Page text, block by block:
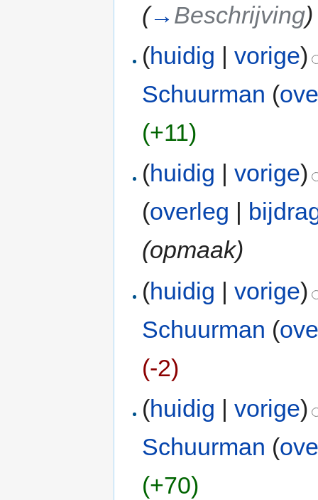
(→ Beschrijving)
(huidig |vorige)
Schuurman (
(+11)
(huidig |vorige)
(overleg
(opmaak)
(huidig |vorige)
Schuurman (
(-2)
(huidig |vorige)
Schuurman (
(+70)